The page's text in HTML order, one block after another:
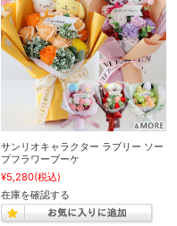
サンリオキャラクター ラブリー ソー
プフラワーブーケ
¥5,280(税込)
在庫を確認する